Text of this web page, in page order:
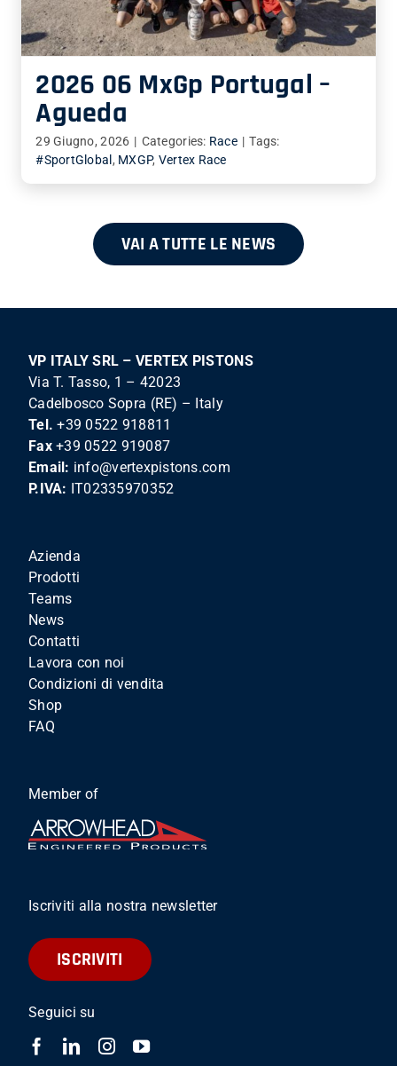
2026 06 MxGp Portugal –
Agueda
29 Giugno, 2026 | Categories: Race | Tags:
#SportGlobal , MXGP, Vertex Race
VAI A TUTTE LE NEWS
VP ITALY SRL – VERTEX PISTONS
Via T. Tasso, 1 – 42023
Cadelbosco Sopra (RE) – Italy
Tel. +39 0522 918811
Fax +39 0522 919087
Email: info@vertexpistons.com
P.IVA: IT02335970352
Azienda
Prodotti
Teams
News
Contatti
Lavora con noi
Condizioni di vendita
Shop
FAQ
Member of
Iscriviti alla nostra newsletter
ISCRIVITI
Seguici su